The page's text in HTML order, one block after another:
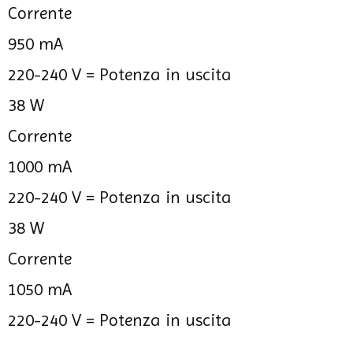
Corrente
950 mA
220-240 V = Potenza in uscita
38 W
Corrente
1000 mA
220-240 V = Potenza in uscita
38 W
Corrente
1050 mA
220-240 V = Potenza in uscita